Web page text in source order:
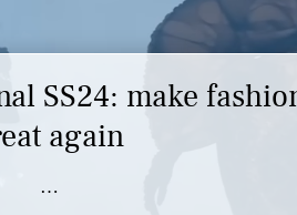
SS24: make
again
…
y el buscar confort
héroes
…